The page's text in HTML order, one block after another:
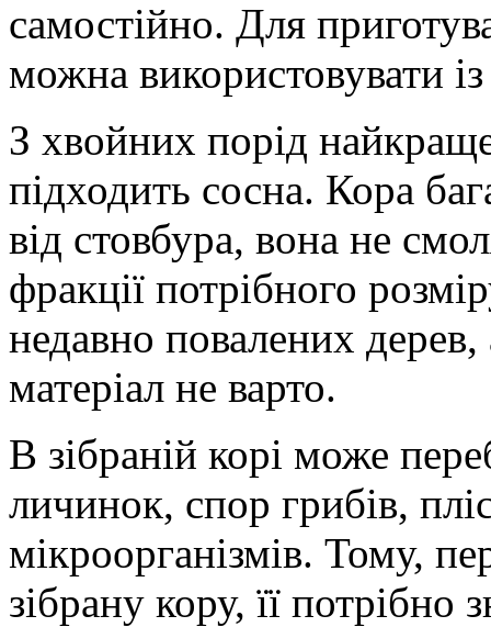
самостійно. Для
можна використовувати
З хвойних порід
підходить сосна. Кора
від стовбура, вона не
фракції потрібного
недавно повалених
матеріал не варто.
В зібраній корі може
личинок, спор грибів,
мікроорганізмів. Тому,
зібрану кору, її потрібно